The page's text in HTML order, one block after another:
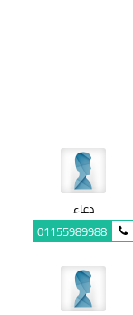
دعاء
01155989988